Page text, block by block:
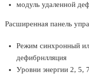
модуль удаленной
Расширенная панель
Режим синхронный
дефибрнлляция
Уровни энергии 2, 5,